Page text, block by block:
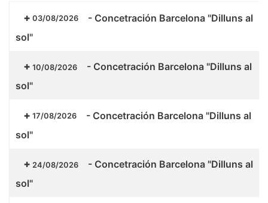
03/08/2026 - Concetración Barcelona "Dilluns al
sol"
10/08/2026 - Concetración Barcelona "Dilluns al
sol"
17/08/2026 - Concetración Barcelona "Dilluns al
sol"
24/08/2026 - Concetración Barcelona "Dilluns al
sol"